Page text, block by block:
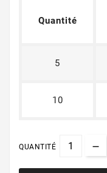
Quantité
5
10
QUANTITÉ